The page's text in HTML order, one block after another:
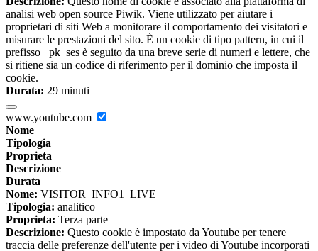
analisi web open source Piwik. Viene utilizzato per aiutare i
proprietari di siti Web a monitorare il comportamento dei visitatori e
misurare le prestazioni del sito. È un cookie di tipo pattern, in cui il
prefisso _pk_ses è seguito da una breve serie di numeri e lettere, che
si ritiene sia un codice di riferimento per il dominio che imposta il
cookie.
Durata: 29 minuti
www.youtube.com
Nome
Tipologia
Proprieta
Descrizione
Durata
Nome: VISITOR_INFO1_LIVE
Tipologia: analitico
Proprieta: Terza parte
Descrizione: Questo cookie è impostato da Youtube per tenere
traccia delle preferenze dell'utente per i video di Youtube incorporati